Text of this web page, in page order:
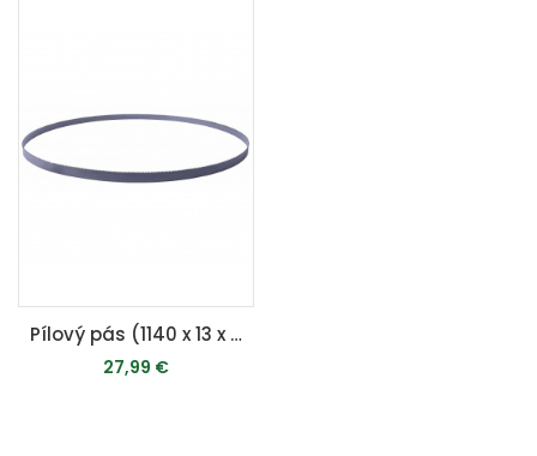
Pílový pás (1140 x 13 x 0,65 mm, 10-14 TPI) - MBS 1100 / MBS 1200 / MBS 1200 XT / MBS 1200 XTS
27,99 €